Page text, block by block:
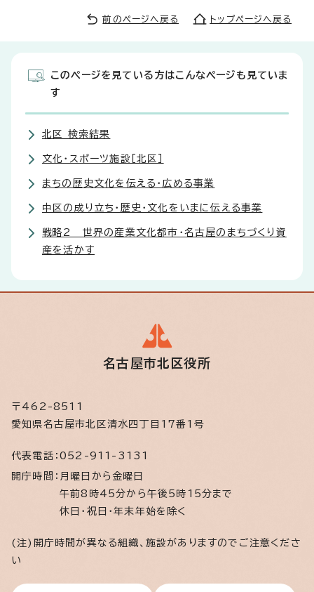
前のページへ戻る トップページへ戻る
このページを見ている方はこんなページも見ていま
す
北区 検索結果
文化・スポーツ施設［北区］
まちの歴史文化を伝える・広める事業
中区の成り立ち・歴史・文化をいまに伝える事業
戦略2 世界の産業文化都市・名古屋のまちづくり資
産を活かす
名古屋市北区役所
〒462-8511
愛知県名古屋市北区清水四丁目17番1号
代表電話： 052-911-3131
開庁時間： 月曜日から金曜日
午前8時45分から午後5時15分まで
休日・祝日・年末年始を除く
(注)開庁時間が異なる組織、施設がありますのでご注意くださ
い